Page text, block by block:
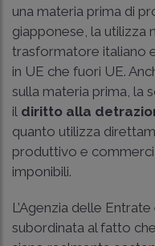
una materia prima di
giapponese, la utilizza
trasformatore italiano
in UE che fuori UE.
sulla materia prima, la
il diritto alla
quanto utilizza
produttivo e
imponibili.
L’Agenzia delle
subordinata al fatto